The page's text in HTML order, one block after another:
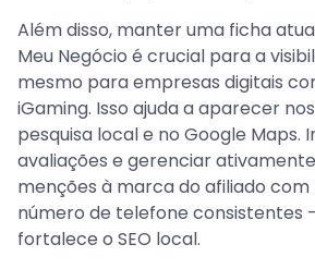
Além disso, manter uma ficha
Meu Negócio é crucial para a
mesmo para empresas digitais
iGaming. Isso ajuda a aparecer
pesquisa local e no Google Maps.
avaliações e gerenciar
menções à marca do afiliado
número de telefone consistentes
fortalece o SEO local.